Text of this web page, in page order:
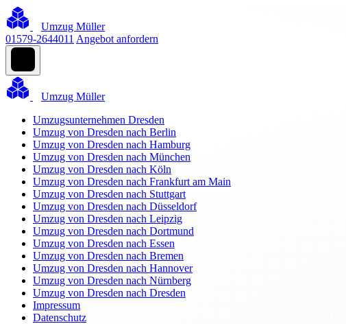
Umzug Müller
01579-2644011 Angebot anfordern
Umzug Müller
Umzugsunternehmen Dresden
Umzug von Dresden nach Berlin
Umzug von Dresden nach Hamburg
Umzug von Dresden nach München
Umzug von Dresden nach Köln
Umzug von Dresden nach Frankfurt am Main
Umzug von Dresden nach Stuttgart
Umzug von Dresden nach Düsseldorf
Umzug von Dresden nach Leipzig
Umzug von Dresden nach Dortmund
Umzug von Dresden nach Essen
Umzug von Dresden nach Bremen
Umzug von Dresden nach Hannover
Umzug von Dresden nach Nürnberg
Umzug von Dresden nach Dresden
Impressum
Datenschutz